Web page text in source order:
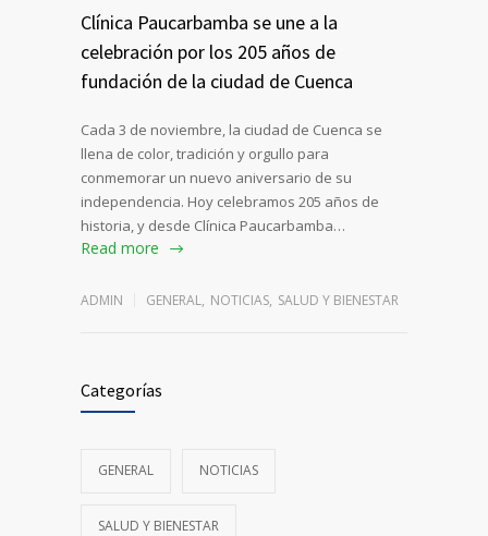
Clínica Paucarbamba se une a la
celebración por los 205 años de
fundación de la ciudad de Cuenca
Cada 3 de noviembre, la ciudad de Cuenca se
llena de color, tradición y orgullo para
conmemorar un nuevo aniversario de su
independencia. Hoy celebramos 205 años de
historia, y desde Clínica Paucarbamba…
Read more
ADMIN GENERAL, NOTICIAS, SALUD Y BIENESTAR
Categorías
GENERAL NOTICIAS
SALUD Y BIENESTAR